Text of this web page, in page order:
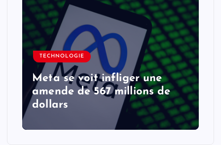
TECHNOLOGIE
Meta se voit infliger une
amende de 567 millions de
dollars